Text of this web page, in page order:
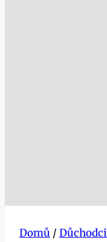
Domů / Důchodci